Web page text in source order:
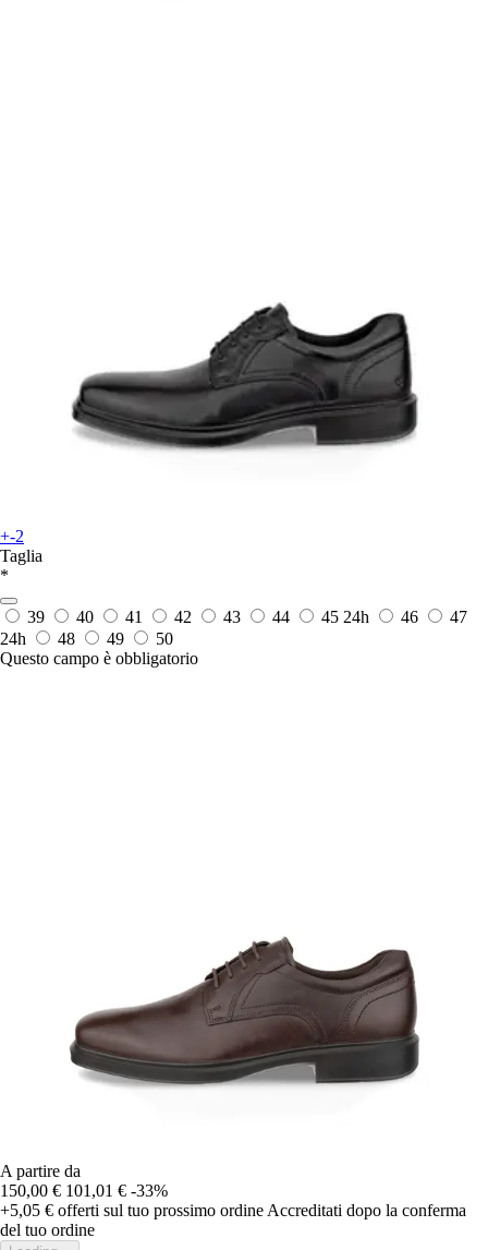
+-2
Taglia
*
39 40 41 42 43 44 45 24h 46
47
24h
48 49
50
Questo campo è obbligatorio
A partire da
150,00 € 101,01 € -33%
+5,05 € offerti sul tuo prossimo ordine Accreditati dopo la conferma
del tuo ordine